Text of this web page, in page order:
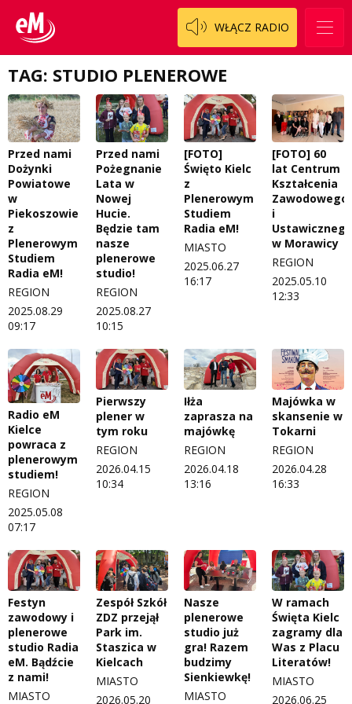
WŁĄCZ RADIO
Modna kultura
OdNowa
Pacjent, którego nie zapomnę
Pasjonaci
Piąta strona świata
Prawdę mówiąc
Słowo Dnia
Tak wierzę
Weekend z blondynką
W starych Kielcach
Wszystko w temacie
Regulamin programu Patron
Zespół
Logo do pobrania
Regulamin konkursów
Regulamin przesyłania materiałów
Regulamin sklepu internetowego
Regulamin darowizn
Regulamin konkursu Zwierzak naszej klasy
Polityka prywatności
ZNAJDZIESZ NAS TAKŻE NA
TAG: STUDIO PLENEROWE
Przed nami
Dożynki
Powiatowe
w
Piekoszowie
z
Plenerowym
Studiem
Radia eM!
REGION
2025.08.29
09:17
Przed nami
Pożegnanie
Lata w
Nowej
Hucie.
Będzie tam
nasze
plenerowe
studio!
REGION
2025.08.27
10:15
[FOTO]
Święto Kielc
z
Plenerowym
Studiem
Radia eM!
MIASTO
2025.06.27
16:17
[FOTO] 60
lat Centrum
Kształcenia
Zawodowego
i
Ustawicznego
w Morawicy
REGION
2025.05.10
12:33
Radio eM
Kielce
powraca z
plenerowym
studiem!
REGION
2025.05.08
07:17
Pierwszy
plener w
tym roku
REGION
2026.04.15
10:34
Iłża
zaprasza na
majówkę
REGION
2026.04.18
13:16
Majówka w
skansenie w
Tokarni
REGION
2026.04.28
16:33
Festyn
zawodowy i
plenerowe
studio Radia
eM. Bądźcie
z nami!
MIASTO
Zespół Szkół
ZDZ przejął
Park im.
Staszica w
Kielcach
MIASTO
2026.05.20
Nasze
plenerowe
studio już
gra! Razem
budzimy
Sienkiewkę!
MIASTO
W ramach
Święta Kielc
zagramy dla
Was z Placu
Literatów!
MIASTO
2026.06.25